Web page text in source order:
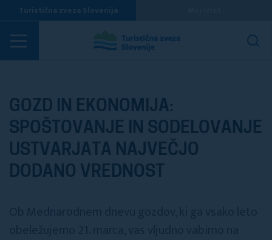
Turistična zveza Slovenija
Po Sloveniji
GOZD IN EKONOMIJA:
SPOŠTOVANJE IN SODELOVANJE
USTVARJATA NAJVEČJO
DODANO VREDNOST